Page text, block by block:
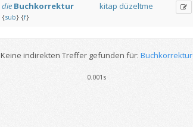
die Buchkorrektur
{sub} {f}
kitap düzeltme
Keine indirekten Treffer gefunden für: Buchkorrektur
0.001s